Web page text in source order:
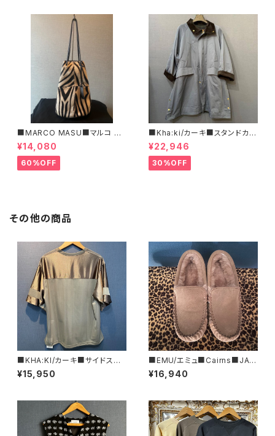
■MARCO MASU■マルコ マ
ージ■ハラコ・ゼブラ柄巾着BA
G■程よいサイズで可愛い
¥14,080
60%OFF
■Kha:ki/カーキ■スタンドカラ
ー・コート■
¥22,946
30%OFF
その他の商品
■KHA:KI/カーキ■サイドスリッ
ト・ホッケーシャツ■MIL25SCS
3445■
¥15,950
■EMU/エミュ■Cairns■JAP
AN LIMITEDムートンモカシン
¥16,940